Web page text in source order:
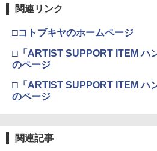
4
HG 機動戦士ガ
ニオンフラッ
色分け済みプ
￥1,800
4
￥2,666
5
東京マルイ
8ml ホビー用
￥710
5
関連リンク
□コトブキヤのホームページ
□「ARTIST SUPPORT ITEM ハ
のページ
□「ARTIST SUPPORT ITEM ハ
のページ
関連記事